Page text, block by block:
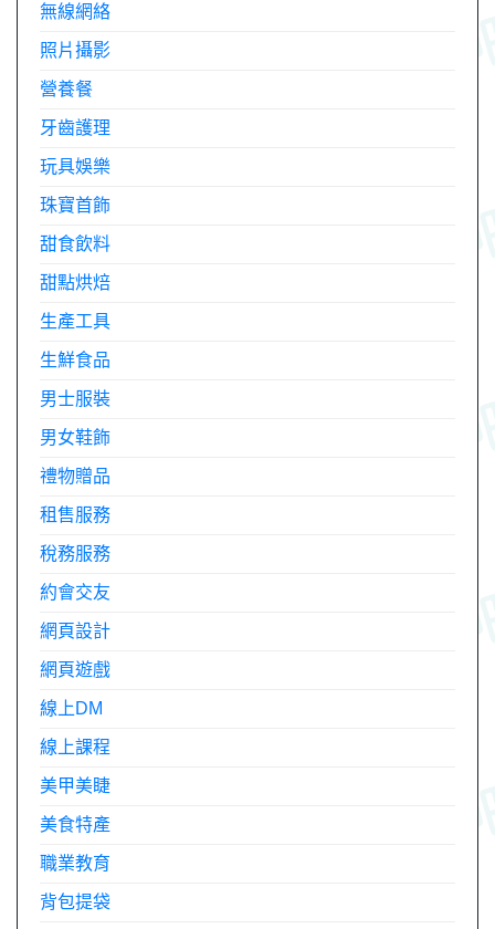
無線網絡
照片攝影
營養餐
牙齒護理
玩具娛樂
珠寶首飾
甜食飲料
甜點烘焙
生產工具
生鮮食品
男士服裝
男女鞋飾
禮物贈品
租售服務
稅務服務
約會交友
網頁設計
網頁遊戲
線上DM
線上課程
美甲美睫
美食特產
職業教育
背包提袋